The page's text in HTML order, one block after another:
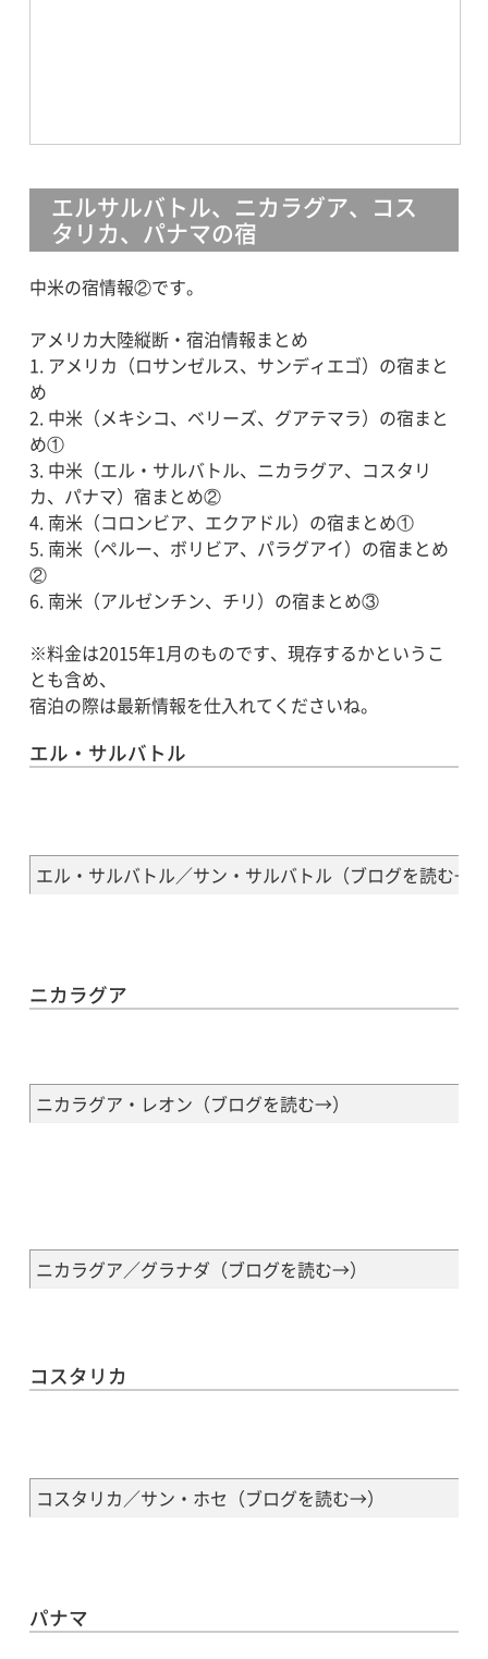
エルサルバトル、ニカラグア、コス
タリカ、パナマの宿
中米の宿情報②です。
アメリカ大陸縦断・宿泊情報まとめ
1. アメリカ（ロサンゼルス、サンディエゴ）の宿まと
め
2. 中米（メキシコ、ベリーズ、グアテマラ）の宿まと
め①
3. 中米（エル・サルバトル、ニカラグア、コスタリ
カ、パナマ）宿まとめ②
4. 南米（コロンビア、エクアドル）の宿まとめ①
5. 南米（ペルー、ボリビア、パラグアイ）の宿まとめ
②
6. 南米（アルゼンチン、チリ）の宿まとめ③
※料金は2015年1月のものです、現存するかというこ
とも含め、
宿泊の際は最新情報を仕入れてくださいね。
エル・サルバトル
エル・サルバトル／サン・サルバトル（ブログを読む→
ニカラグア
ニカラグア・レオン（ブログを読む→）
ニカラグア／グラナダ（ブログを読む→）
コスタリカ
コスタリカ／サン・ホセ（ブログを読む→）
パナマ